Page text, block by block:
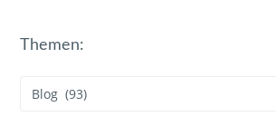
Themen:
Themen: